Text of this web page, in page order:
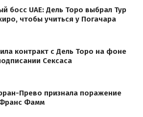
босс UAE: Дель Торо выбрал Тур
чтобы учиться у Погачара
контракт с Дель Торо на фоне
Сексаса
Прево признала поражение
Фамм